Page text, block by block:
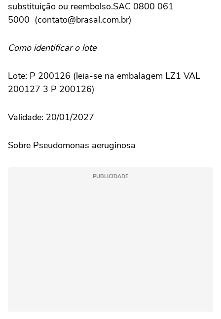
substituição ou reembolso.SAC 0800 061
5000 (contato@brasal.com.br)
Como identificar o lote
Lote: P 200126 (leia-se na embalagem LZ1 VAL
200127 3 P 200126)
Validade: 20/01/2027
Sobre Pseudomonas aeruginosa
PUBLICIDADE